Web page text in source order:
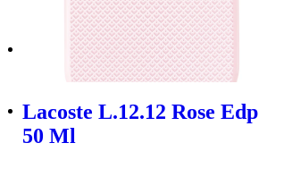
Lacoste L.12.12 Rose Edp
50 Ml